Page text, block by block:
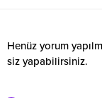
Henüz yorum
siz yapabilirsiniz.